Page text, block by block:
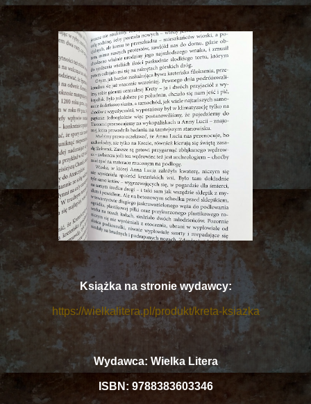
Książka na stronie wydawcy:
https://wielkalitera.pl/produkt/kreta-ksiazka
Wydawca: Wielka Litera
ISBN: 9788383603346